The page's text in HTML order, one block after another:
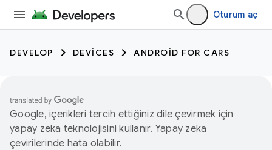
Oturum aç
DEVELOP DEVICES ANDROID FOR CARS
Google, içerikleri tercih ettiğiniz dile çevirmek için
yapay zeka teknolojisini kullanır. Yapay zeka
çevirilerinde hata olabilir.